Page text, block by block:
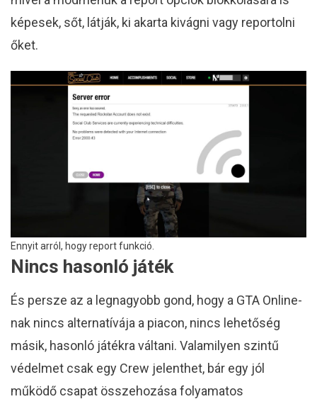
képesek, sőt, látják, ki akarta kivágni vagy reportolni
őket.
Ennyit arról, hogy report funkció.
Nincs hasonló játék
És persze az a legnagyobb gond, hogy a GTA Online-
nak nincs alternatívája a piacon, nincs lehetőség
másik, hasonló játékra váltani. Valamilyen szintű
védelmet csak egy Crew jelenthet, bár egy jól
működő csapat összehozása folyamatos